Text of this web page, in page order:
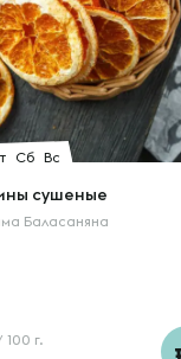
Сб Вс
сушеные
Баласаняна
100 г.